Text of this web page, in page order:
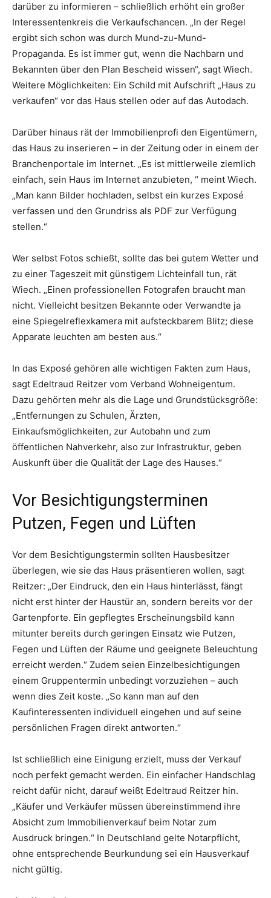
darüber zu informieren – schließlich erhöht ein großer
Interessentenkreis die Verkaufschancen. „In der Regel
ergibt sich schon was durch Mund-zu-Mund-
Propaganda. Es ist immer gut, wenn die Nachbarn und
Bekannten über den Plan Bescheid wissen“, sagt Wiech.
Weitere Möglichkeiten: Ein Schild mit Aufschrift „Haus zu
verkaufen“ vor das Haus stellen oder auf das Autodach.
Darüber hinaus rät der Immobilienprofi den Eigentümern,
das Haus zu inserieren – in der Zeitung oder in einem der
Branchenportale im Internet. „Es ist mittlerweile ziemlich
einfach, sein Haus im Internet anzubieten, “ meint Wiech.
„Man kann Bilder hochladen, selbst ein kurzes Exposé
verfassen und den Grundriss als PDF zur Verfügung
stellen.“
Wer selbst Fotos schießt, sollte das bei gutem Wetter und
zu einer Tageszeit mit günstigem Lichteinfall tun, rät
Wiech. „Einen professionellen Fotografen braucht man
nicht. Vielleicht besitzen Bekannte oder Verwandte ja
eine Spiegelreflexkamera mit aufsteckbarem Blitz; diese
Apparate leuchten am besten aus.“
In das Exposé gehören alle wichtigen Fakten zum Haus,
sagt Edeltraud Reitzer vom Verband Wohneigentum.
Dazu gehörten mehr als die Lage und Grundstücksgröße:
„Entfernungen zu Schulen, Ärzten,
Einkaufsmöglichkeiten, zur Autobahn und zum
öffentlichen Nahverkehr, also zur Infrastruktur, geben
Auskunft über die Qualität der Lage des Hauses.“
Vor Besichtigungsterminen
Putzen, Fegen und Lüften
Vor dem Besichtigungstermin sollten Hausbesitzer
überlegen, wie sie das Haus präsentieren wollen, sagt
Reitzer: „Der Eindruck, den ein Haus hinterlässt, fängt
nicht erst hinter der Haustür an, sondern bereits vor der
Gartenpforte. Ein gepflegtes Erscheinungsbild kann
mitunter bereits durch geringen Einsatz wie Putzen,
Fegen und Lüften der Räume und geeignete Beleuchtung
erreicht werden.“ Zudem seien Einzelbesichtigungen
einem Gruppentermin unbedingt vorzuziehen – auch
wenn dies Zeit koste. „So kann man auf den
Kaufinteressenten individuell eingehen und auf seine
persönlichen Fragen direkt antworten.“
Ist schließlich eine Einigung erzielt, muss der Verkauf
noch perfekt gemacht werden. Ein einfacher Handschlag
reicht dafür nicht, darauf weißt Edeltraud Reitzer hin.
„Käufer und Verkäufer müssen übereinstimmend ihre
Absicht zum Immobilienverkauf beim Notar zum
Ausdruck bringen.“ In Deutschland gelte Notarpflicht,
ohne entsprechende Beurkundung sei ein Hausverkauf
nicht gültig.